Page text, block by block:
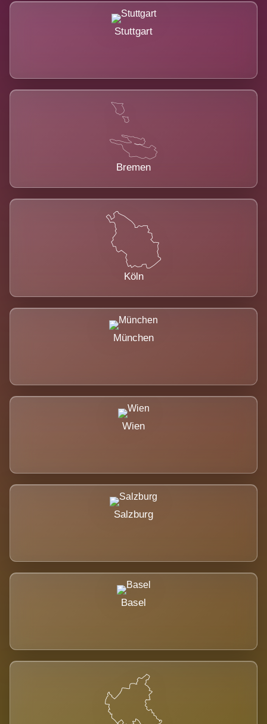
Stuttgart
Bremen
Köln
München
Wien
Salzburg
Basel